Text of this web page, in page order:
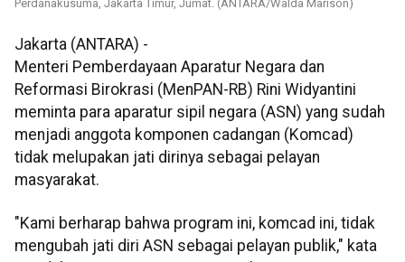
Perdanakusuma, Jakarta Timur, Jumat. (ANTARA/Walda Marison)
Jakarta (ANTARA) -
Menteri Pemberdayaan Aparatur Negara dan
Reformasi Birokrasi (MenPAN-RB) Rini Widyantini
meminta para aparatur sipil negara (ASN) yang sudah
menjadi anggota komponen cadangan (Komcad)
tidak melupakan jati dirinya sebagai pelayan
masyarakat.
"Kami berharap bahwa program ini, komcad ini, tidak
mengubah jati diri ASN sebagai pelayan publik," kata